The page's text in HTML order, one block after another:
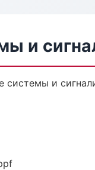
и
и